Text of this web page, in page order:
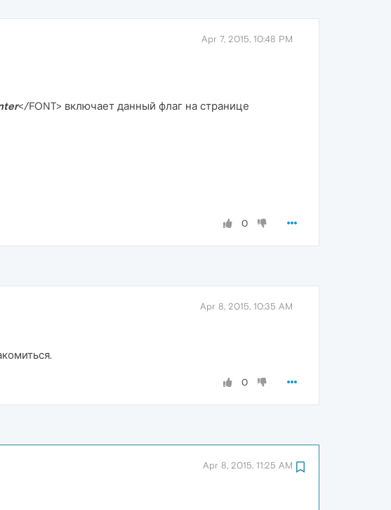
Apr 7, 2015, 10:48 PM
</FONT> включает данный флаг на странице
0
Apr 8, 2015, 10:35 AM
0
Apr 8, 2015, 11:25 AM